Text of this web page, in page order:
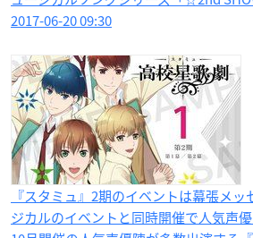
2017-06-20 09:30
『スタミュ』2期のイベントは幕張メ
ジカルのイベントと同時開催で人気声